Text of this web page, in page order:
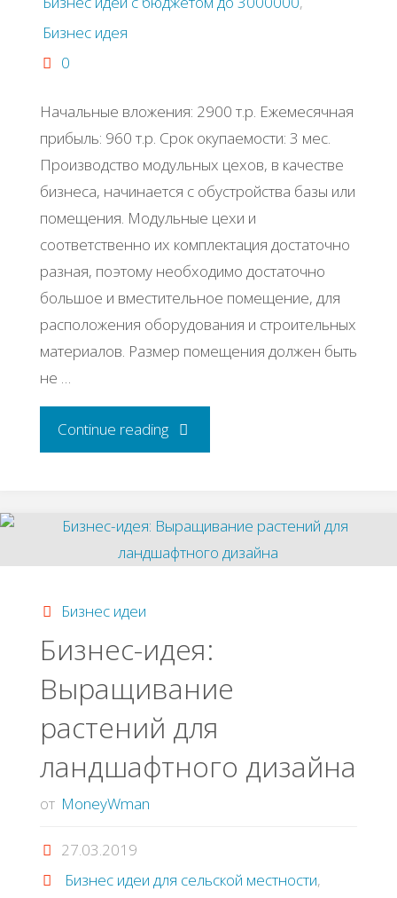
Бизнес идея
0
Начальные вложения: 2900 т.р. Ежемесячная
прибыль: 960 т.р. Срок окупаемости: 3 мес.
Производство модульных цехов, в качестве
бизнеса, начинается с обустройства базы или
помещения. Модульные цехи и
соответственно их комплектация достаточно
разная, поэтому необходимо достаточно
большое и вместительное помещение, для
расположения оборудования и строительных
материалов. Размер помещения должен быть
не …
Continue reading"Бизнес-
Производство
модульных
Бизнес идеи
Бизнес-идея:
Выращивание
растений для
ландшафтного дизайна
от MoneyWman
27.03.2019
Бизнес идеи для сельской местности,